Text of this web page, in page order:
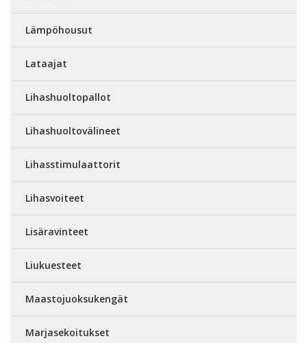
Lämpöhousut
Lataajat
Lihashuoltopallot
Lihashuoltovälineet
Lihasstimulaattorit
Lihasvoiteet
Lisäravinteet
Liukuesteet
Maastojuoksukengät
Marjasekoitukset